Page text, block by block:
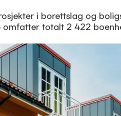
i borettslag og
omfatter totalt 2 422